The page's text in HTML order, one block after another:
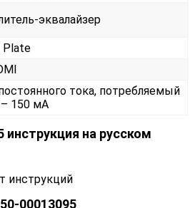
эквалайзер
Plate
тока, потребляемый
150 мА
инструкция на русском
инструкций
00013095